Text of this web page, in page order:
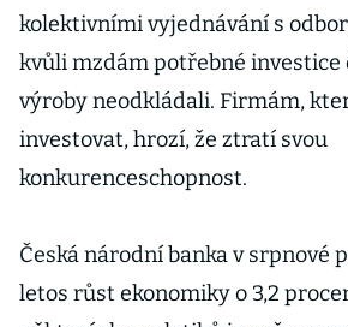
kolektivními vyjednávání s
kvůli mzdám potřebné investice
výroby neodkládali. Firmám,
investovat, hrozí, že ztratí svou
konkurenceschopnost.
Česká národní banka v srpnové
letos růst ekonomiky o 3,2